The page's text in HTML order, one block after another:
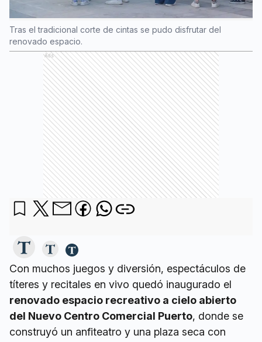
Tras el tradicional corte de cintas se pudo disfrutar del
renovado espacio.
Ads
Con muchos juegos y diversión, espectáculos de
títeres y recitales en vivo quedó inaugurado el
renovado espacio recreativo a cielo abierto
del Nuevo Centro Comercial Puerto, donde se
construyó un anfiteatro y una plaza seca con